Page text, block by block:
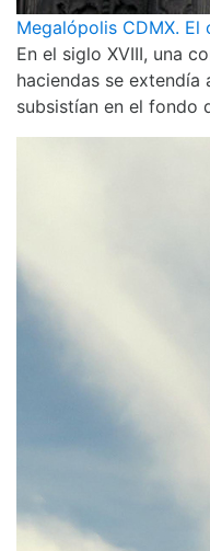
Megalópolis CDMX. El
En el siglo XVIII, una
haciendas se
subsistían en el fondo